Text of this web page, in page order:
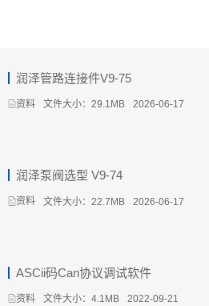
资料
润泽管路连接件V9-75
文件大小：29.1MB 2026-06-17
资料
润泽泵阀选型 V9-74
文件大小：22.7MB 2026-06-17
资料
ASCii码Can协议调试软件
文件大小：4.1MB 2022-09-21